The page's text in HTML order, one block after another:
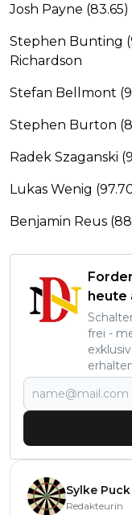
Josh Payne
Stephen Bunting
Richardson
Stefan Bellmont
Stephen Burton
Radek Szaganski
Lukas Wenig
Benjamin Reus
heute
frei -
Sylke Puck
Redakteurin